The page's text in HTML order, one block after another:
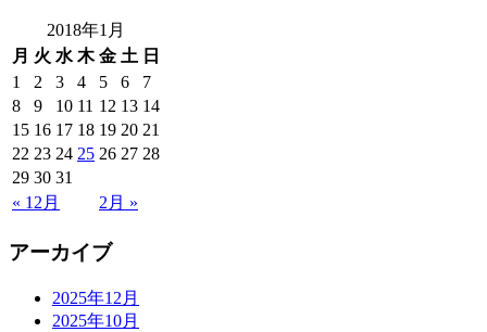
2018年1月
月 火 水 木 金 土 日
« 12月 2月 »
1 2 3 4 5 6
7
8
9 10 11 12 13 14
15 16 17 18 19 20 21
22 23 24 25 26 27 28
29 30 31
アーカイブ
2025年12月
2025年10月